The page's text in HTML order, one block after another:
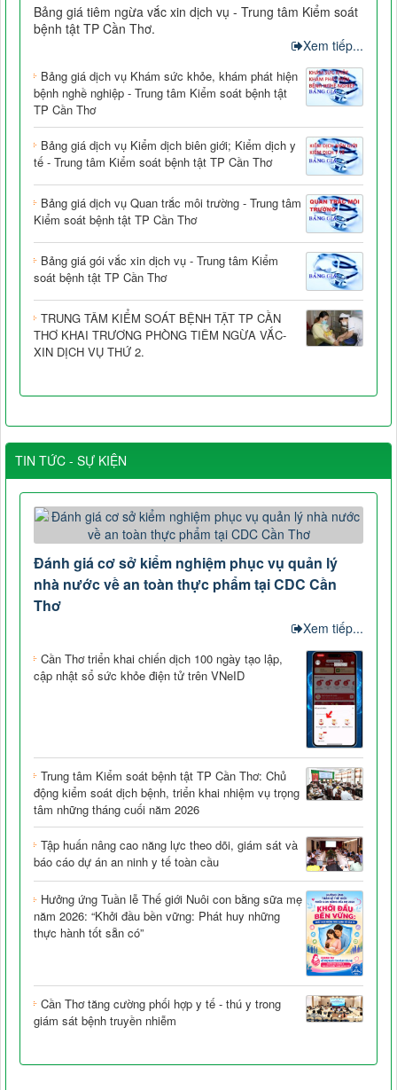
Bảng giá tiêm ngừa vắc xin dịch vụ - Trung tâm Kiểm soát
bệnh tật TP Cần Thơ.
Xem tiếp...
Bảng giá dịch vụ Khám sức khỏe, khám phát hiện
bệnh nghề nghiệp - Trung tâm Kiểm soát bệnh tật
TP Cần Thơ
Bảng giá dịch vụ Kiểm dịch biên giới; Kiểm dịch y
tế - Trung tâm Kiểm soát bệnh tật TP Cần Thơ
Bảng giá dịch vụ Quan trắc môi trường - Trung tâm
Kiểm soát bệnh tật TP Cần Thơ
Bảng giá gói vắc xin dịch vụ - Trung tâm Kiểm
soát bệnh tật TP Cần Thơ
TRUNG TÂM KIỂM SOÁT BỆNH TẬT TP CẦN
THƠ KHAI TRƯƠNG PHÒNG TIÊM NGỪA VẮC-
XIN DỊCH VỤ THỨ 2.
TIN TỨC - SỰ KIỆN
Đánh giá cơ sở kiểm nghiệm phục vụ quản lý
nhà nước về an toàn thực phẩm tại CDC Cần
Thơ
Xem tiếp...
Cần Thơ triển khai chiến dịch 100 ngày tạo lập,
cập nhật sổ sức khỏe điện tử trên VNeID
Trung tâm Kiểm soát bệnh tật TP Cần Thơ: Chủ
động kiểm soát dịch bệnh, triển khai nhiệm vụ trọng
tâm những tháng cuối năm 2026
Tập huấn nâng cao năng lực theo dõi, giám sát và
báo cáo dự án an ninh y tế toàn cầu
Hưởng ứng Tuần lễ Thế giới Nuôi con bằng sữa mẹ
năm 2026: “Khởi đầu bền vững: Phát huy những
thực hành tốt sẵn có”
Cần Thơ tăng cường phối hợp y tế - thú y trong
giám sát bệnh truyền nhiễm